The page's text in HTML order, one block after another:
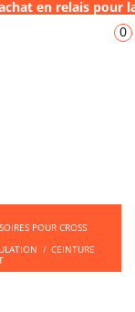
en
0
POUR CROSS
/ CEINTURE